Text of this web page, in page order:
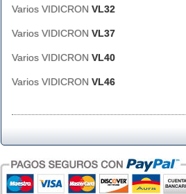
Varios VIDICRON VL32
Varios VIDICRON VL37
Varios VIDICRON VL40
Varios VIDICRON VL46